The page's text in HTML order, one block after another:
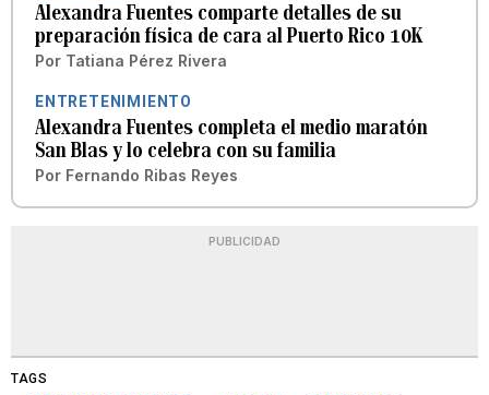
Alexandra Fuentes comparte detalles de su
preparación física de cara al Puerto Rico 10K
Por Tatiana Pérez Rivera
ENTRETENIMIENTO
Alexandra Fuentes completa el medio maratón
San Blas y lo celebra con su familia
Por Fernando Ribas Reyes
PUBLICIDAD
TAGS